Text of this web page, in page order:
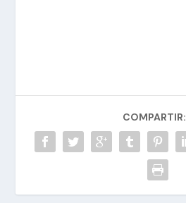
COMPARTIR: